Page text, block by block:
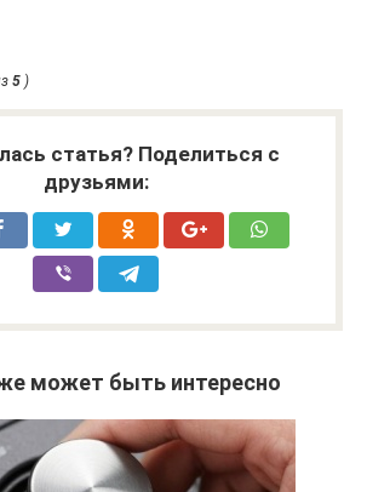
5 )
статья? Поделиться с
друзьями:
может быть интересно